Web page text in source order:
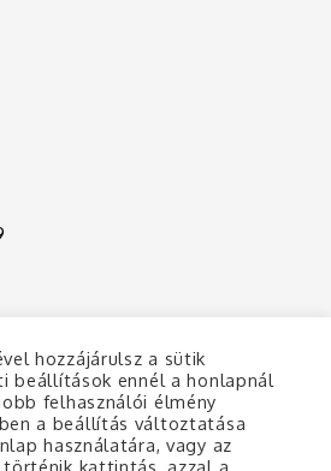
1 030
10 943
hozzájárulsz a sütik
beállítások ennél a honlapnál
felhasználói élmény
a beállítás változtatása
használatára, vagy az
kattintás, azzal a